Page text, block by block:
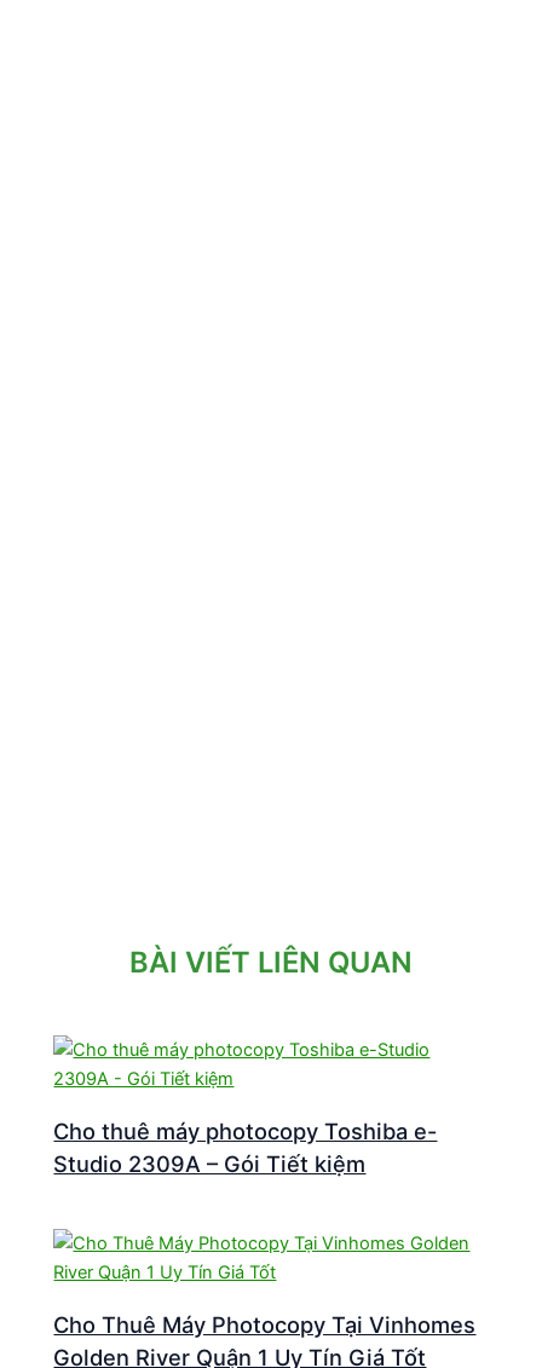
BÀI VIẾT LIÊN QUAN
Cho thuê máy photocopy Toshiba e-
Studio 2309A – Gói Tiết kiệm
Cho Thuê Máy Photocopy Tại Vinhomes
Golden River Quận 1 Uy Tín Giá Tốt